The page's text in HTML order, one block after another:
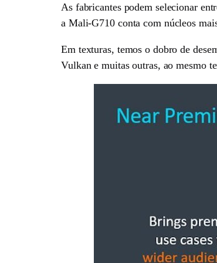
As fabricantes podem selecionar
a Mali-G710 conta com núcleos
Em texturas, temos o dobro de
Vulkan e muitas outras, ao mesmo